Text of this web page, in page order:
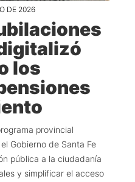
DE 2026
los
provincial
Gobierno de Santa Fe
pública a la ciudadanía
y simplificar el acceso